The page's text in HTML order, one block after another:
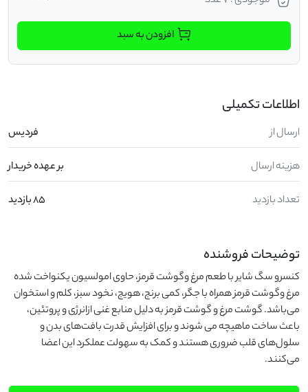
افزودن به سبد
اطلاعات تکمیلی
ارسال از فردیس
هزینه ارسال بر عهده خریدار
تعداد بازدید 85 بازدید
توضیحات فروشنده
می‌کنند.